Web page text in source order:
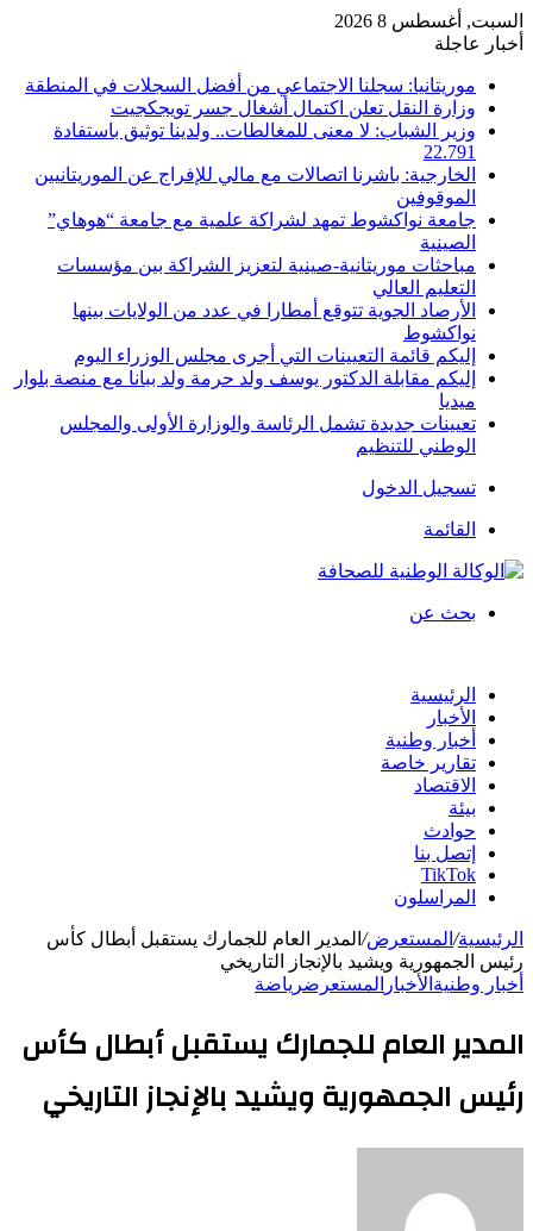
السبت, أغسطس 8 2026
أخبار عاجلة
موريتانيا: سجلنا الاجتماعي من أفضل السجلات في المنطقة
وزارة النقل تعلن اكتمال أشغال جسر تويجكجيت
وزير الشباب: لا معنى للمغالطات.. ولدينا توثيق باستفادة
22.791
الخارجية: باشرنا اتصالات مع مالي للإفراج عن الموريتانيين
الموقوفين
جامعة نواكشوط تمهد لشراكة علمية مع جامعة “هوهاي”
الصينية
مباحثات موريتانية-صينية لتعزيز الشراكة بين مؤسسات
التعليم العالي
الأرصاد الجوية تتوقع أمطارا في عدد من الولايات بينها
نواكشوط
إليكم قائمة التعيينات التي أجرى مجلس الوزراء اليوم
إليكم مقابلة الدكتور يوسف ولد حرمة ولد ببانا مع منصة بلوار
ميديا
تعيينات جديدة تشمل الرئاسة والوزارة الأولى والمجلس
الوطني للتنظيم
تسجيل الدخول
القائمة
بحث عن
الرئيسية
الأخبار
أخبار وطنية
تقارير خاصة
الاقتصاد
بيئة
حوادث
إتصل بنا
TikTok
المراسلون
الرئيسية/ المستعرض/ المدير العام للجمارك يستقبل أبطال كأس
رئيس الجمهورية ويشيد بالإنجاز التاريخي
أخبار وطنية الأخبار المستعرضرياضة
المدير العام للجمارك يستقبل أبطال كأس
رئيس الجمهورية ويشيد بالإنجاز التاريخي